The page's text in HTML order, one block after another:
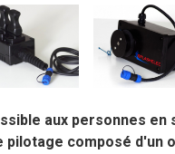
aux personnes
composé d'un